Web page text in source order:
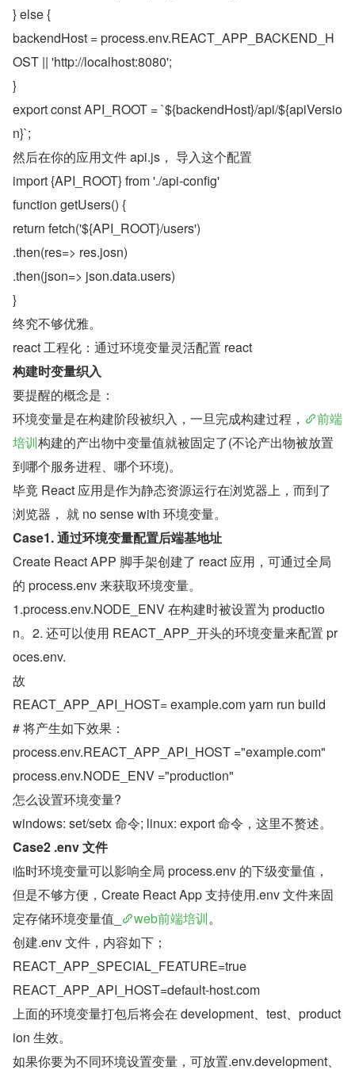
} else {
backendHost = process.env.REACT_APP_BACKEND_H
OST || 'http://localhost:8080';
}
export const API_ROOT = `${backendHost}/api/${apiVersio
n}`;
然后在你的应用文件 api.js， 导入这个配置
import {API_ROOT} from './api-config'
function getUsers() {
return fetch('${API_ROOT}/users')
.then(res=> res.josn)
.then(json=> json.data.users)
}
终究不够优雅。
react 工程化：通过环境变量灵活配置 react
构建时变量织入
要提醒的概念是：
环境变量是在构建阶段被织入，一旦完成构建过程，
前端
培训构建的产出物中变量值就被固定了(不论产出物被放置
到哪个服务进程、哪个环境)。
毕竟 React 应用是作为静态资源运行在浏览器上，而到了
浏览器， 就 no sense with 环境变量。
Case1. 通过环境变量配置后端基地址
Create React APP 脚手架创建了 react 应用，可通过全局
的 process.env 来获取环境变量。
1.process.env.NODE_ENV 在构建时被设置为 productio
n。2. 还可以使用 REACT_APP_开头的环境变量来配置 pr
oces.env.
故
REACT_APP_API_HOST= example.com yarn run build
# 将产生如下效果：
process.env.REACT_APP_API_HOST ="example.com"
process.env.NODE_ENV ="production"
怎么设置环境变量?
windows: set/setx 命令; linux: export 命令，这里不赘述。
Case2 .env 文件
临时环境变量可以影响全局 process.env 的下级变量值，
但是不够方便，Create React App 支持使用.env 文件来固
定存储环境变量值_
web前端培训。
创建.env 文件，内容如下；
REACT_APP_SPECIAL_FEATURE=true
REACT_APP_API_HOST=default-host.com
上面的环境变量打包后将会在 development、test、product
ion 生效。
如果你要为不同环境设置变量，可放置.env.development、